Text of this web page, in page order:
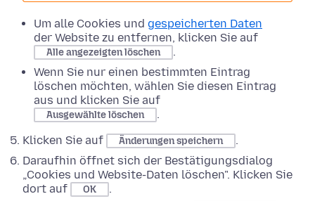
Um alle Cookies und gespeicherten Daten
der Website zu entfernen, klicken Sie auf
Alle angezeigten löschen
.
Wenn Sie nur einen bestimmten Eintrag
löschen möchten, wählen Sie diesen Eintrag
aus und klicken Sie auf
Ausgewählte löschen
.
Klicken Sie auf
Änderungen speichern
.
Daraufhin öffnet sich der Bestätigungsdialog
„Cookies und Website-Daten löschen". Klicken Sie
dort auf
OK
.